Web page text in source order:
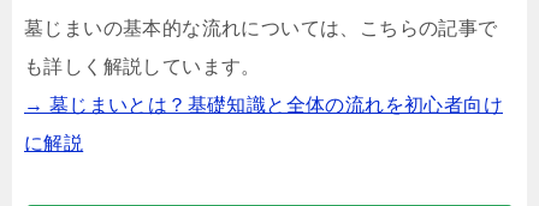
墓じまいの基本的な流れについては、こちらの記事で
も詳しく解説しています。
→ 墓じまいとは？基礎知識と全体の流れを初心者向け
に解説